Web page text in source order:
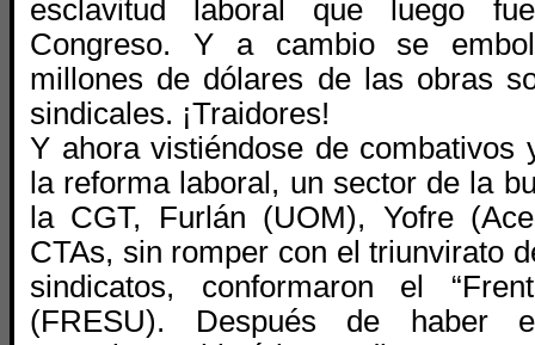
esclavitud laboral que luego
Congreso. Y a cambio se
millones de dólares de las obras
sindicales. ¡Traidores!
Y ahora vistiéndose de combativos
la reforma laboral, un sector de la
la CGT, Furlán (UOM), Yofre
CTAs, sin romper con el triunvirato
sindicatos, conformaron el
(FRESU). Después de haber